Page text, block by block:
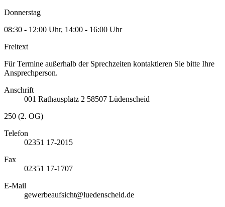
Donnerstag
08:30 - 12:00 Uhr, 14:00 - 16:00 Uhr
Freitext
Für Termine außerhalb der Sprechzeiten kontaktieren Sie bitte Ihre
Ansprechperson.
Anschrift
001 Rathausplatz 2 58507 Lüdenscheid
250 (2. OG)
Telefon
02351 17-2015
Fax
02351 17-1707
E-Mail
gewerbeaufsicht@luedenscheid.de